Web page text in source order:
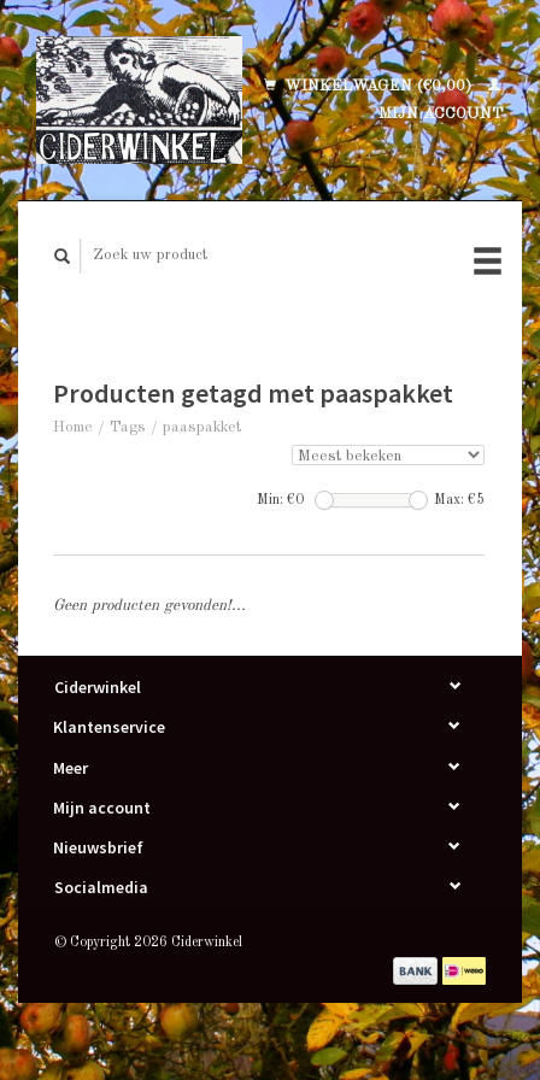
WINKELWAGEN (€0,00)
MIJN ACCOUNT
Producten getagd met paaspakket
Home / Tags / paaspakket
Min: €0 Max: €5
Geen producten gevonden!...
Ciderwinkel
Klantenservice
Meer
Mijn account
Nieuwsbrief
Socialmedia
© Copyright 2026 Ciderwinkel